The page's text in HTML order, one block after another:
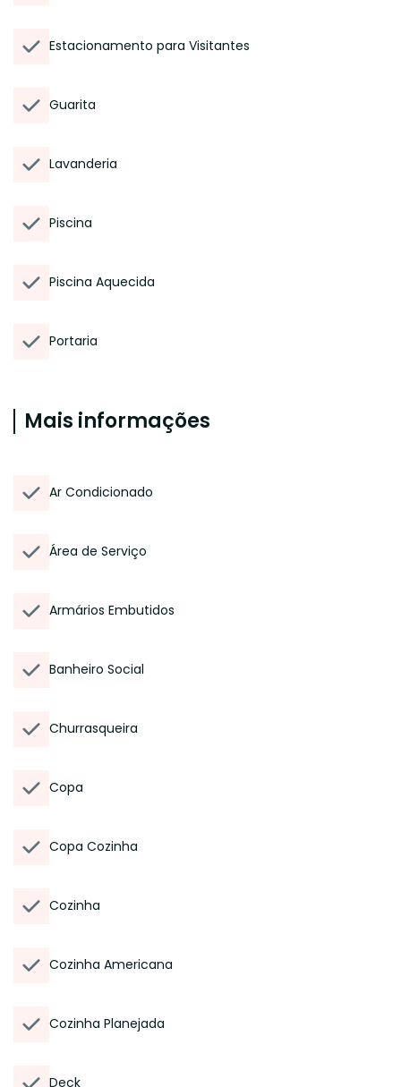
Estacionamento para Visitantes
Guarita
Lavanderia
Piscina
Piscina Aquecida
Portaria
Mais informações
Ar Condicionado
Área de Serviço
Armários Embutidos
Banheiro Social
Churrasqueira
Copa
Copa Cozinha
Cozinha
Cozinha Americana
Cozinha Planejada
Deck